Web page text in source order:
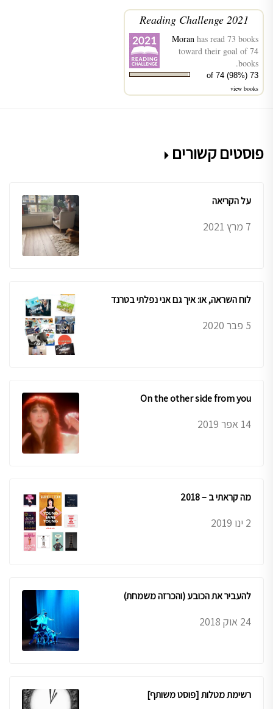
2021 Reading Challenge
Moran has read 73 books
toward their goal of 74
books.
73 of 74 (98%)
view books
פוסטים קשורים
על הקריאה
7 מרץ 2021
לוח השראה, או: איך גם אני נפלתי בטרנד
5 פבר 2020
On the other side from you
14 אפר 2019
מה קראתי ב – 2018
2 ינו 2019
להעביר את הכובע (והכרזה משמחת)
24 אוק 2018
רשימת מטלות [פוסט משותף]